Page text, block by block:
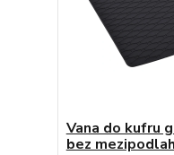
Vana do kufru
bez